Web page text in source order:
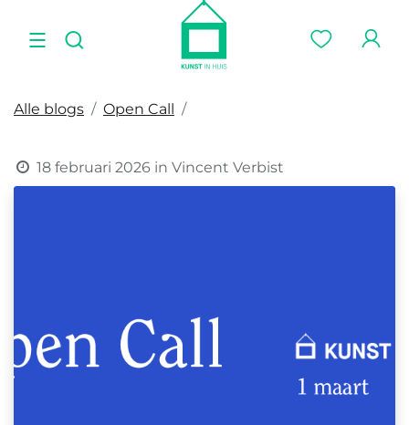
Alle blogs Open Call
18 februari 2026 in Vincent Verbist